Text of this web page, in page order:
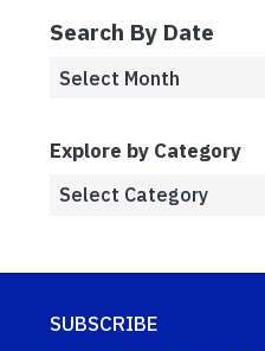
Search By Date
Explore by Category
SUBSCRIBE